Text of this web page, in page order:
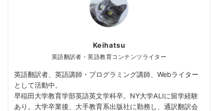
Keihatsu
英語翻訳者・英語教育コンテンツライター
英語翻訳者、英語講師・プログラミング講師、Webライター
として活動中。
早稲田大学教育学部英語英文学科卒。NY大学ALIに留学経験
あり。大学卒業後、大手教育系出版社に勤務し、通訳翻訳会